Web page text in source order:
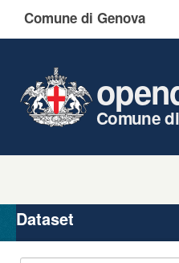
Comune di Genova
Comune
Organizzazioni
Gruppi
Dataset